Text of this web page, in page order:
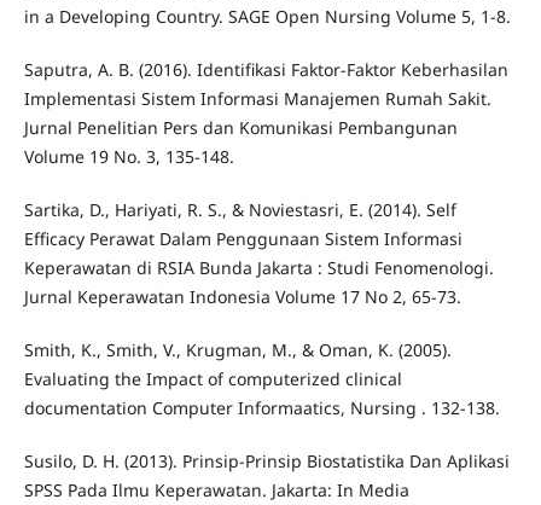
in a Developing Country. SAGE Open Nursing Volume 5, 1-8.
Saputra, A. B. (2016). Identifikasi Faktor-Faktor Keberhasilan
Implementasi Sistem Informasi Manajemen Rumah Sakit.
Jurnal Penelitian Pers dan Komunikasi Pembangunan
Volume 19 No. 3, 135-148.
Sartika, D., Hariyati, R. S., & Noviestasri, E. (2014). Self
Efficacy Perawat Dalam Penggunaan Sistem Informasi
Keperawatan di RSIA Bunda Jakarta : Studi Fenomenologi.
Jurnal Keperawatan Indonesia Volume 17 No 2, 65-73.
Smith, K., Smith, V., Krugman, M., & Oman, K. (2005).
Evaluating the Impact of computerized clinical
documentation Computer Informaatics, Nursing . 132-138.
Susilo, D. H. (2013). Prinsip-Prinsip Biostatistika Dan Aplikasi
SPSS Pada Ilmu Keperawatan. Jakarta: In Media